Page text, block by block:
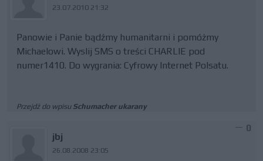
23.07.2010 21:32
Panowie i Panie bądźmy humanitarni i pomóżmy
Michaelowi. Wyslij SMS o treści CHARLIE pod
numer1410. Do wygrania: Cyfrowy Internet Polsatu.
Przejdź do wpisu Schumacher ukarany
jbj
26.08.2008 23:05
0